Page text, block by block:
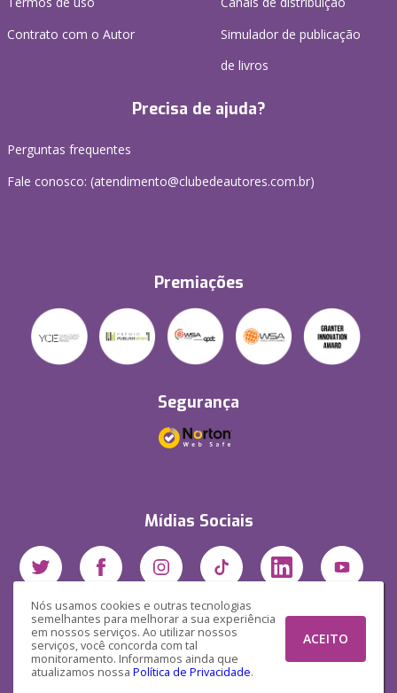
Nós usamos cookies e outras tecnologias
semelhantes para melhorar a sua experiência
em nossos serviços. Ao utilizar nossos
serviços, você concorda com tal
monitoramento. Informamos ainda que
atualizamos nossa Política de Privacidade.
ACEITO
Contrato com o Autor
Simulador de publicação
de livros
Precisa de ajuda?
Perguntas frequentes
Fale conosco: (atendimento@clubedeautores.com.br)
Premiações
Segurança
Mídias Sociais